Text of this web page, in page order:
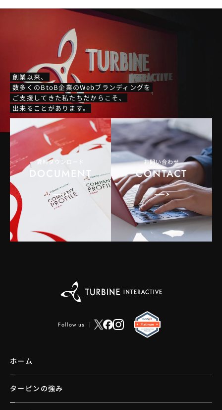
創業以来、
数多くのBtoB企業のWebブランディングを
ご支援してきた私たちだからこそ、
出来ることがあります。
資料ダウンロード
DOCUMENT
お問い合わせ
CONTACT
Follow us
ホーム
タービンの強み